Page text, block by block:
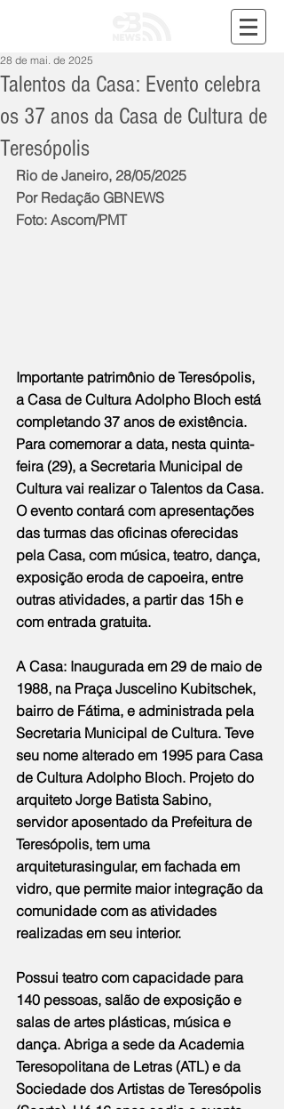
Talentos da Casa: Evento celebra
os 37 anos da Casa de Cultura de
Teresópolis
28 de mai. de 2025
Rio de Janeiro, 28/05/2025
Por Redação GBNEWS
Foto: Ascom/PMT
Importante patrimônio de Teresópolis,
a Casa de Cultura Adolpho Bloch está
completando 37 anos de existência.
Para comemorar a data, nesta quinta-
feira (29), a Secretaria Municipal de
Cultura vai realizar o Talentos da Casa.
O evento contará com apresentações
das turmas das oficinas oferecidas
pela Casa, com música, teatro, dança,
exposição eroda de capoeira, entre
outras atividades, a partir das 15h e
com entrada gratuita.
A Casa: Inaugurada em 29 de maio de
1988, na Praça Juscelino Kubitschek,
bairro de Fátima, e administrada pela
Secretaria Municipal de Cultura. Teve
seu nome alterado em 1995 para Casa
de Cultura Adolpho Bloch. Projeto do
arquiteto Jorge Batista Sabino,
servidor aposentado da Prefeitura de
Teresópolis, tem uma
arquiteturasingular, em fachada em
vidro, que permite maior integração da
comunidade com as atividades
realizadas em seu interior.
Possui teatro com capacidade para
140 pessoas, salão de exposição e
salas de artes plásticas, música e
dança. Abriga a sede da Academia
Teresopolitana de Letras (ATL) e da
Sociedade dos Artistas de Teresópolis